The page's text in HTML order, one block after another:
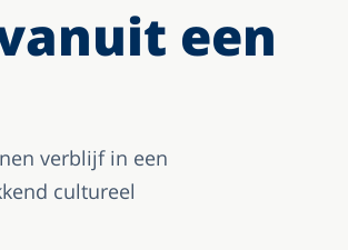
een
verblijf in een
cultureel